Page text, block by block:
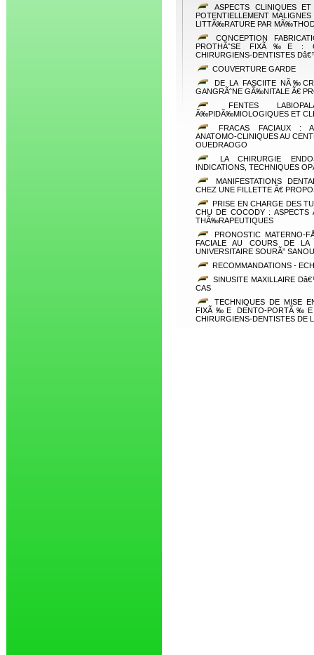
ASPECTS CLINIQUES
POTENTIELLEMENT
LITTÃ‰RATURE PAR
CONCEPTION
PROTHÃˆSE FIXÃ‰E :
CHIRURGIENS-DENTISTES
COUVERTURE GARDE
DE LA FASCIITE
GANGRÃˆNE GÃ‰NITALE Ã€
FENTES
Ã‰PIDÃ‰MIOLOGIQUES ET
FRACAS FACIAUX :
ANATOMO-CLINIQUES AU
OUEDRAOGO
LA CHIRURGIE
INDICATIONS, TECHNIQUES
MANIFESTATIONS
CHEZ UNE FILLETTE Ã€
PRISE EN CHARGE DES
CHU DE COCODY :
THÃ‰RAPEUTIQUES
PRONOSTIC MATERNO-
FACIALE AU COURS DE LA
UNIVERSITAIRE SOURÃ”
RECOMMANDATIONS -
SINUSITE MAXILLAIRE
CAS
TECHNIQUES DE MISE
FIXÃ‰E DENTO-PORTÃ‰E :
CHIRURGIENS-DENTISTES DE